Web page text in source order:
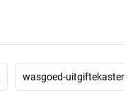
wasgoed-